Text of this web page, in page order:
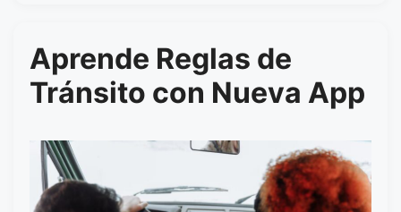
Aprende Reglas de
Tránsito con Nueva App